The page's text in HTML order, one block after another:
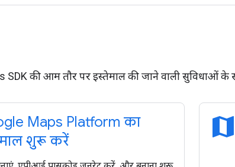
SDK की आम तौर पर इस्तेमाल की जाने वाली सुविधाओं के
Maps Platform का
शुरू करें
map